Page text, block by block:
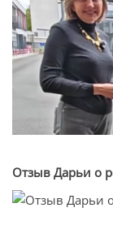
Отзыв Дарьи о